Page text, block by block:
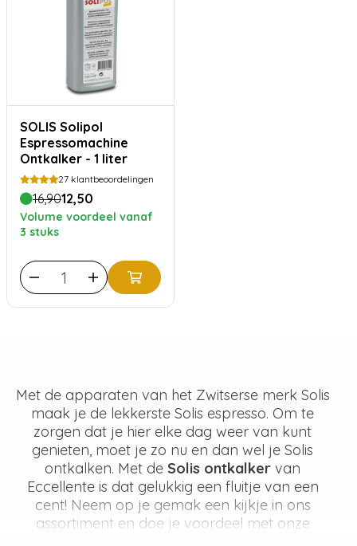
SOLIS Solipol
Espressomachine
Ontkalker - 1 liter
27 klantbeoordelingen
16,9012,50
Volume voordeel vanaf
3 stuks
Met de apparaten van het Zwitserse merk Solis
maak je de lekkerste Solis espresso. Om te
zorgen dat je hier elke dag weer van kunt
genieten, moet je zo nu en dan wel je Solis
ontkalken. Met de Solis ontkalker van
Eccellente is dat gelukkig een fluitje van een
cent! Neem op je gemak een kijkje in ons
assortiment en doe je voordeel met onze